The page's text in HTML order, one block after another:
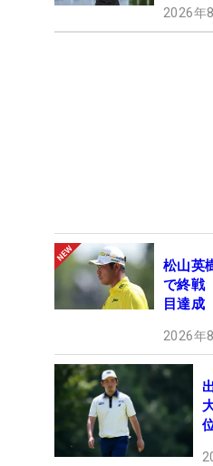
2026年
松山英
で終戦
目達成
2026年